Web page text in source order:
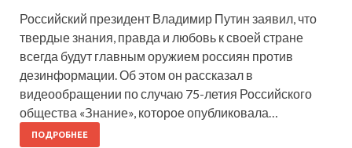
Российский президент Владимир Путин заявил, что
твердые знания, правда и любовь к своей стране
всегда будут главным оружием россиян против
дезинформации. Об этом он рассказал в
видеообращении по случаю 75-летия Российского
общества «Знание», которое опубликовала…
ПОДРОБНЕЕ